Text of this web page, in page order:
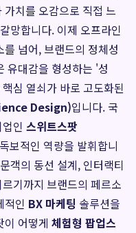
치를 오감으로 직접 느
망합니다. 이제 오프라인
넘어, 브랜드의 정체성
유대감을 형성하는 '성
심 열쇠가 바로 고도화된
Design)입니다. 국
인 스위트스팟
보적인 역량을 발휘합니
객의 동선 설계, 인터랙티
기까지 브랜드의 페르소
적인 BX 마케팅 솔루션을
이 어떻게 체험형 팝업스